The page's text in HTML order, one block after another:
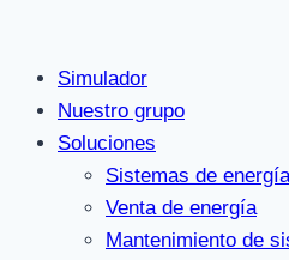
contenidoSimulador
Nuestro grupo
Soluciones
Sistemas de
Venta de energía
Mantenimiento de